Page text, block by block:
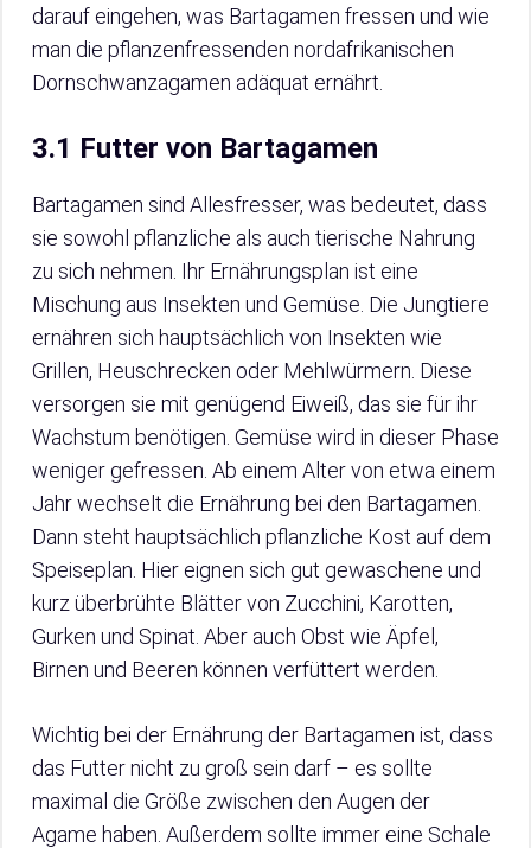
darauf eingehen, was Bartagamen fressen und wie
man die pflanzenfressenden nordafrikanischen
Dornschwanzagamen adäquat ernährt.
3.1 Futter von Bartagamen
Bartagamen sind Allesfresser, was bedeutet, dass
sie sowohl pflanzliche als auch tierische Nahrung
zu sich nehmen. Ihr Ernährungsplan ist eine
Mischung aus Insekten und Gemüse. Die Jungtiere
ernähren sich hauptsächlich von Insekten wie
Grillen, Heuschrecken oder Mehlwürmern. Diese
versorgen sie mit genügend Eiweiß, das sie für ihr
Wachstum benötigen. Gemüse wird in dieser Phase
weniger gefressen. Ab einem Alter von etwa einem
Jahr wechselt die Ernährung bei den Bartagamen.
Dann steht hauptsächlich pflanzliche Kost auf dem
Speiseplan. Hier eignen sich gut gewaschene und
kurz überbrühte Blätter von Zucchini, Karotten,
Gurken und Spinat. Aber auch Obst wie Äpfel,
Birnen und Beeren können verfüttert werden.
Wichtig bei der Ernährung der Bartagamen ist, dass
das Futter nicht zu groß sein darf – es sollte
maximal die Größe zwischen den Augen der
Agame haben. Außerdem sollte immer eine Schale